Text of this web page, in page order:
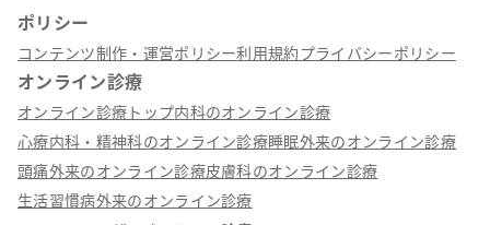
ポリシー
コンテンツ制作・運営ポリシー利用規約プライバシーポリシー
オンライン診療
オンライン診療トップ内科のオンライン診療
心療内科・精神科のオンライン診療睡眠外来のオンライン診療
頭痛外来のオンライン診療皮膚科のオンライン診療
生活習慣病外来のオンライン診療